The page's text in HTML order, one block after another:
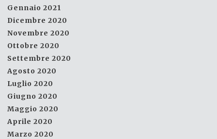
Gennaio 2021
Dicembre 2020
Novembre 2020
Ottobre 2020
Settembre 2020
Agosto 2020
Luglio 2020
Giugno 2020
Maggio 2020
Aprile 2020
Marzo 2020